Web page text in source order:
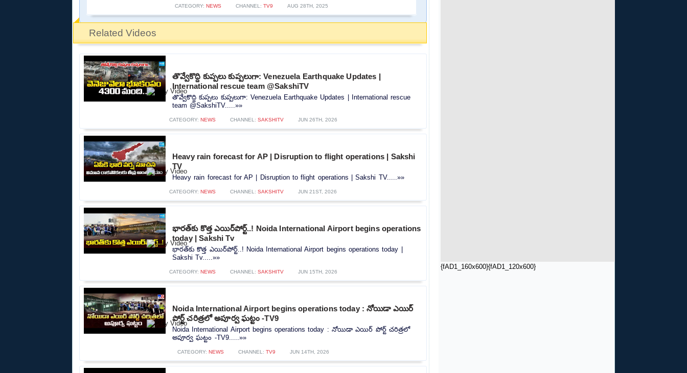
{fAD1_160x600}{fAD1_120x600}
CATEGORY: NEWS CHANNEL: TV9 AUG 28TH, 2025
Related Videos
తొవ్వేకొద్ది కుప్పలు కుప్పలుగా: Venezuela Earthquake Updates |
International rescue team @SakshiTV
తొవ్వేకొద్ది కుప్పలు కుప్పలుగా: Venezuela Earthquake Updates | International rescue
team @SakshiTV.....»»
CATEGORY: NEWS CHANNEL: SAKSHITV JUN 26TH, 2026
Heavy rain forecast for AP | Disruption to flight operations | Sakshi
TV
Heavy rain forecast for AP | Disruption to flight operations | Sakshi TV.....»»
CATEGORY: NEWS CHANNEL: SAKSHITV JUN 21ST, 2026
భారత్‌కు కొత్త ఎయిర్‌పోర్ట్..! Noida International Airport begins operations
today | Sakshi Tv
భారత్‌కు కొత్త ఎయిర్‌పోర్ట్..! Noida International Airport begins operations today |
Sakshi Tv.....»»
CATEGORY: NEWS CHANNEL: SAKSHITV JUN 15TH, 2026
Noida International Airport begins operations today : నోయిడా ఎయిర్
పోర్ట్ చరిత్రలో అపూర్వ ఘట్టం -TV9
Noida International Airport begins operations today : నోయిడా ఎయిర్ పోర్ట్ చరిత్రలో
అపూర్వ ఘట్టం -TV9.....»»
CATEGORY: NEWS CHANNEL: TV9 JUN 14TH, 2026